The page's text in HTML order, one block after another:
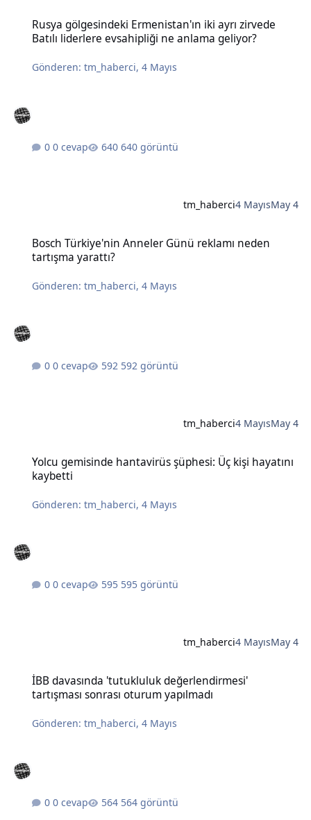
Rusya gölgesindeki Ermenistan'ın iki ayrı zirvede
Batılı liderlere evsahipliği ne anlama geliyor?
Gönderen:tm_haberci,4 Mayıs
0 cevap 640 görüntü
tm_haberci4 MayısMay 4
Bosch Türkiye'nin Anneler Günü reklamı neden
tartışma yarattı?
Gönderen:tm_haberci,4 Mayıs
0 cevap 592 görüntü
tm_haberci4 MayısMay 4
Yolcu gemisinde hantavirüs şüphesi: Üç kişi hayatını
kaybetti
Gönderen:tm_haberci,4 Mayıs
0 cevap 595 görüntü
tm_haberci4 MayısMay 4
İBB davasında 'tutukluluk değerlendirmesi'
tartışması sonrası oturum yapılmadı
Gönderen:tm_haberci,4 Mayıs
0 cevap 564 görüntü